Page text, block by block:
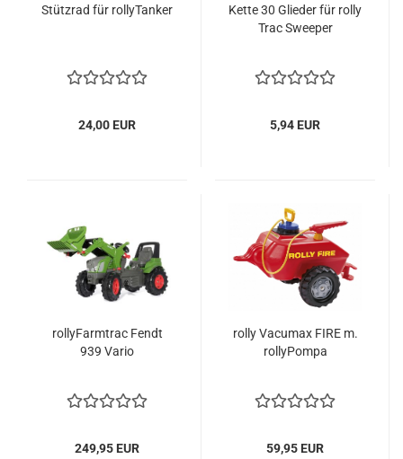
Stützrad für rollyTanker
24,00 EUR
Kette 30 Glieder für rolly
Trac Sweeper
5,94 EUR
rollyFarmtrac Fendt
939 Vario
249,95 EUR
rolly Vacumax FIRE m.
rollyPompa
59,95 EUR